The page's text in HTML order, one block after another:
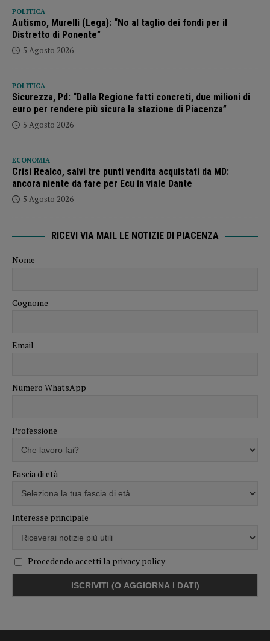
POLITICA
Autismo, Murelli (Lega): “No al taglio dei fondi per il
Distretto di Ponente”
5 Agosto 2026
POLITICA
Sicurezza, Pd: “Dalla Regione fatti concreti, due milioni di
euro per rendere più sicura la stazione di Piacenza”
5 Agosto 2026
ECONOMIA
Crisi Realco, salvi tre punti vendita acquistati da MD:
ancora niente da fare per Ecu in viale Dante
5 Agosto 2026
RICEVI VIA MAIL LE NOTIZIE DI PIACENZA
Nome
Cognome
Email
Numero WhatsApp
Professione
Fascia di età
Interesse principale
Procedendo accetti la privacy policy